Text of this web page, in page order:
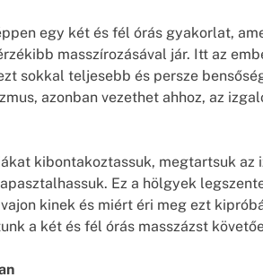
egy két és fél órás gyakorlat,
masszírozásával jár. Itt az
sokkal teljesebb és persze
azonban vezethet ahhoz, az
kibontakoztassuk, megtartsuk az
Ez a hölgyek
kinek és miért éri meg ezt
a két és fél órás masszázst